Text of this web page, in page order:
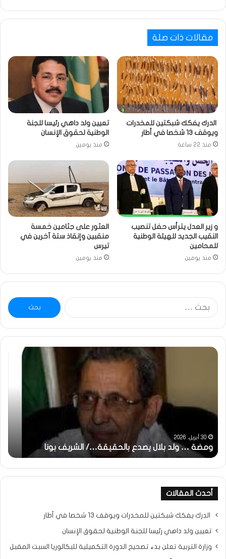
مقالات ذات صلة
الدرك يفكك شبكتين للمخدرات
ويوقف 13 شخصا في أطار
منذ 22 ساعة
تعيين ولد داهي رئيسا للجنة
الوطنية لحقوق الإنسان
منذ يومين
و زير العدل يترأس حفل تنصيب
النقيب الجديد للهيئة الوطنية
للمحامين
منذ يومين
العثور على جثامين خمسة
منقبين وإنقاذ ستة آخرين في
تيرس
منذ يومين
البحث
عن:
خاطرة
جميعا…/
التراد
محمد
31 مايو، 2025
خاطرة : تحية تقدير خاصة لكم جميعا…/ الشيخ التراد محمد
أحدث المقالات
الدرك يفكك شبكتين للمخدرات ويوقف 13 شخصا في أطار
تعيين ولد داهي رئيسا للجنة الوطنية لحقوق الإنسان
وزارة التربية تعلن بدء تصحيح الدورة التكميلية للبكالوريا السبت المقبل